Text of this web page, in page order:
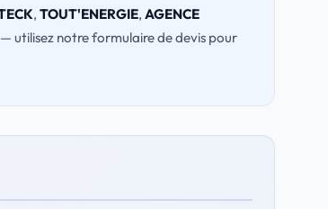
, TOUT'ENERGIE, AGENCE
utilisez notre formulaire de devis pour